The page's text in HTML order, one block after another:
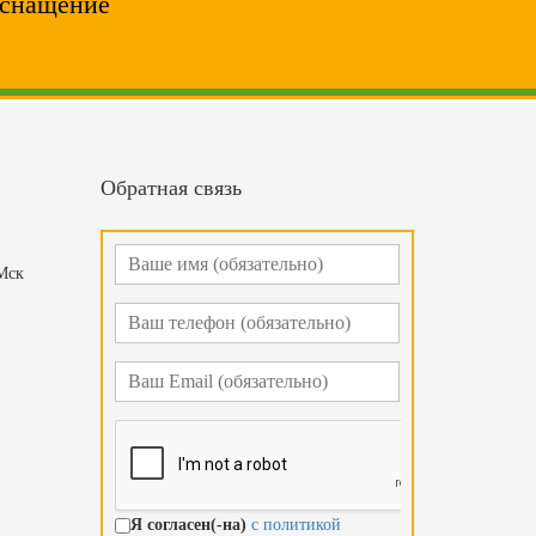
Обратная связь
Я согласен(-на) с политикой